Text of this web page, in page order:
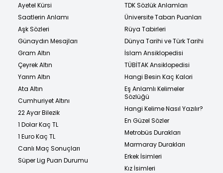
Ayetel Kürsi
Saatlerin Anlamı
Aşk Sözleri
Günaydın Mesajları
Gram Altın
Çeyrek Altın
Yarım Altın
Ata Altın
Cumhuriyet Altını
22 Ayar Bilezik
1 Dolar Kaç TL
1 Euro Kaç TL
Canlı Maç Sonuçları
Süper Lig Puan Durumu
TDK Sözlük Anlamları
Üniversite Taban Puanları
Rüya Tabirleri
Dünya Tarihi ve Türk Tarihi
İslam Ansiklopedisi
TÜBİTAK Ansiklopedisi
Hangi Besin Kaç Kalori
Eş Anlamlı Kelimeler
Sözlüğü
Hangi Kelime Nasıl Yazılır?
En Güzel Sözler
Metrobüs Durakları
Marmaray Durakları
Erkek İsimleri
Kız İsimleri